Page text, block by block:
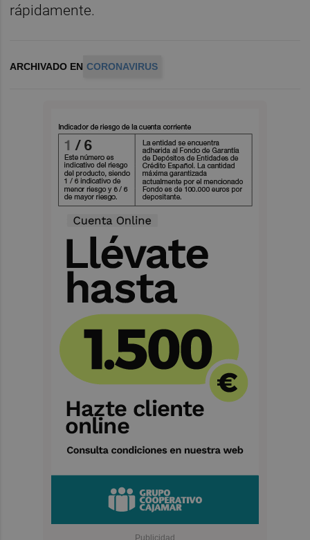
rápidamente.
ARCHIVADO EN CORONAVIRUS